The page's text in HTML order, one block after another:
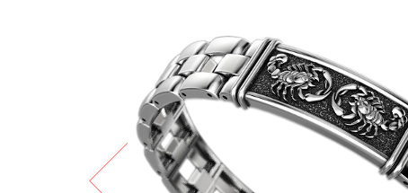
Браслет Два скорпиона